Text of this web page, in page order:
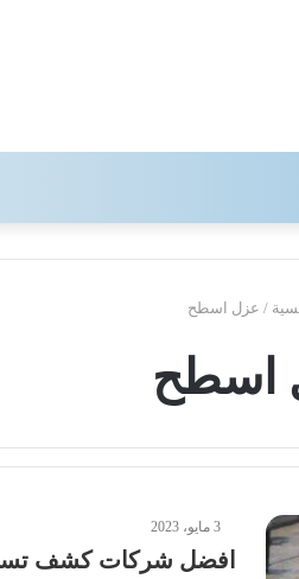
/ عزل اسطح
اسطح
3 مايو، 2023
افضل شركات كشف